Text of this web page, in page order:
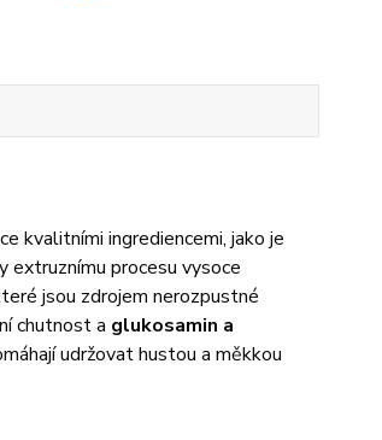
kvalitními ingrediencemi, jako je
extruznímu procesu vysoce
jsou zdrojem nerozpustné
chutnost a glukosamin a
udržovat hustou a měkkou